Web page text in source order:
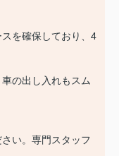
を確保しており、4
の出し入れもスム
い。専門スタッフ